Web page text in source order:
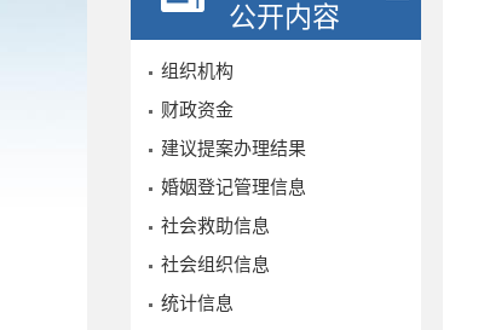
公开内容
组织机构
财政资金
建议提案办理结果
婚姻登记管理信息
社会救助信息
社会组织信息
统计信息